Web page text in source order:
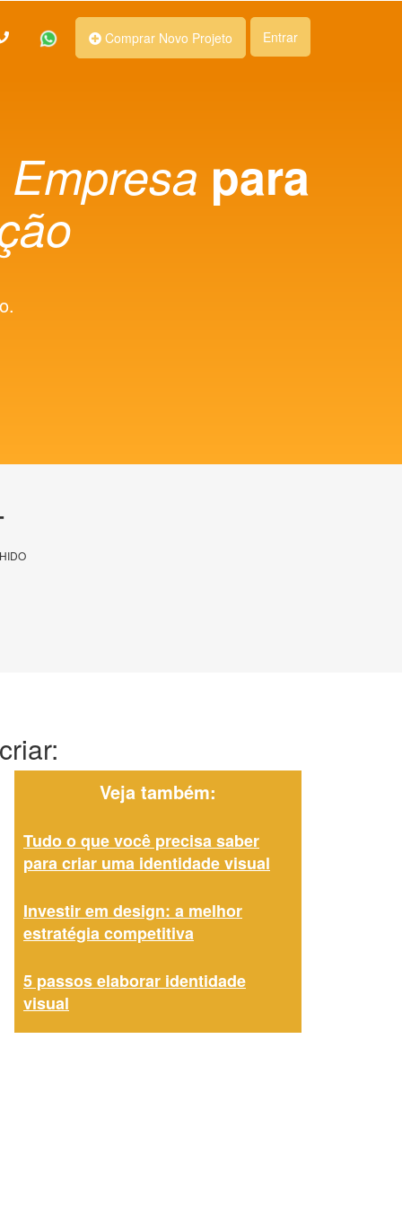
Comprar Novo Projeto Entrar
para
Veja também:
Tudo o que você precisa saber
para criar uma identidade visual
Investir em design: a melhor
estratégia competitiva
5 passos elaborar identidade
visual